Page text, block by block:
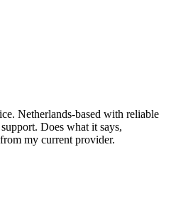
Netherlands-based with reliable
Does what it says,
my current provider.